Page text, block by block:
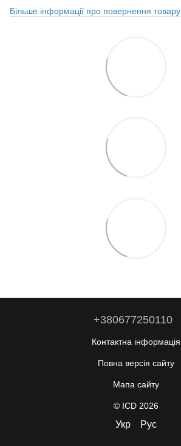
Більше інформації про повернення товару
+380677250110
Контактна інформація
Повна версія сайту
Мапа сайту
© ICD 2026
Укр Рус